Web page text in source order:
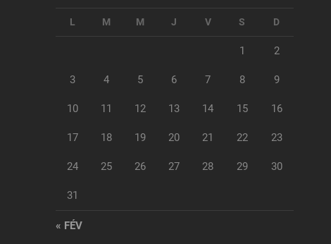
L M M J V S D
1 2
3 4 5 6 7 8 9
10 11 12 13 14 15 16
17 18 19 20 21 22 23
24 25 26 27 28 29 30
31
« FÉV